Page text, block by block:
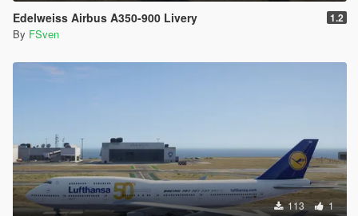
Edelweiss Airbus A350-900 Livery 1.2
By FSven
113 1